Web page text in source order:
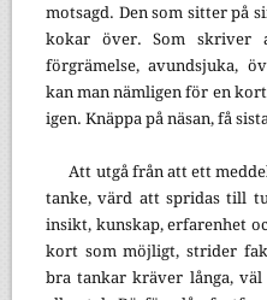
motsagd. Den som sitter på
kokar över. Som skriver
förgrämelse, avundsjuka,
kan man nämligen för en
igen. Knäppa på näsan, få
Att utgå från att ett
tanke, värd att spridas till
insikt, kunskap, erfarenhet
kort som möjligt, strider
bra tankar kräver långa,